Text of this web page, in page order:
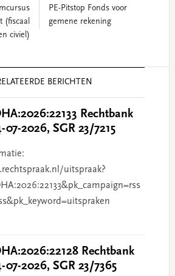
(fiscaal
civiel)
PE-Pitstop Fonds voor
gemene rekening
BERICHTEN
Rechtbank
07-2026, SGR 23/7215
uitspraak?
Rechtbank
07-2026, SGR 23/7365